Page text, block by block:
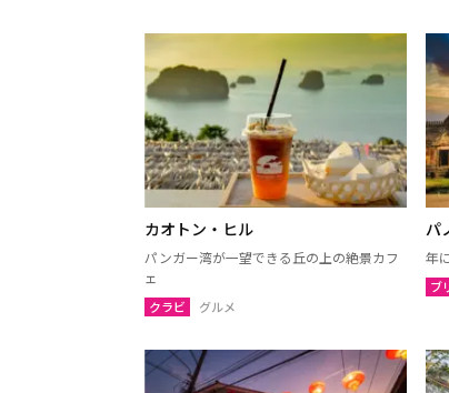
ノーンブアランプー
ローイエット
ヤソートーン
スリン
南イサーン
パタヤ（チョンブリー）
チャンタブリー
カオトン・ヒル
パンガー湾が一望できる丘の上の絶景カフ
ェ
クラビ グルメ
パ
年
ブ